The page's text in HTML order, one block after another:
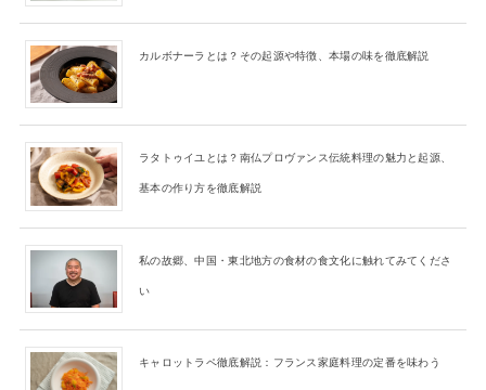
カルボナーラとは？その起源や特徴、本場の味を徹底解説
ラタトゥイユとは？南仏プロヴァンス伝統料理の魅力と起源、
基本の作り方を徹底解説
私の故郷、中国・東北地方の食材の食文化に触れてみてくださ
い
キャロットラペ徹底解説：フランス家庭料理の定番を味わう